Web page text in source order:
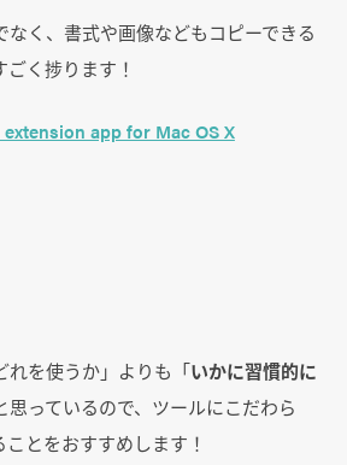
なく、書式や画像などもコピーできる
く捗ります！
app for Mac OS X
れを使うか」よりも「いかに習慣的に
思っているので、ツールにこだわら
とをおすすめします！